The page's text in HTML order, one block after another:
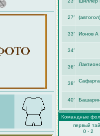
27′ (автогол)
33′ Ионов А
34′
36′
38′
40′
Командные
первый
0 - 2